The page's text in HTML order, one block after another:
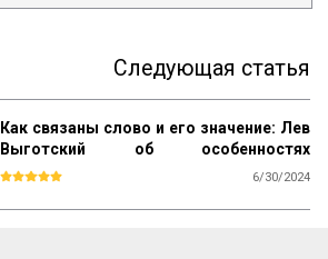
Следующая статья
Как связаны слово и его значение: Лев
Выготский об особенностях
внутренней речи
6/30/2024